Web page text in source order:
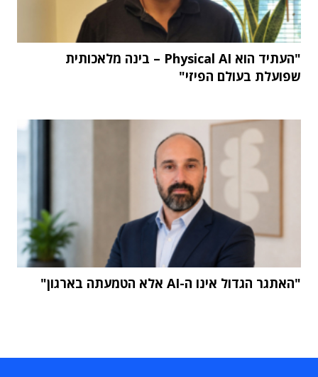
"העתיד הוא Physical AI – בינה מלאכותית
שפועלת בעולם הפיזי"
"האתגר הגדול אינו ה-AI אלא הטמעתה בארגון"